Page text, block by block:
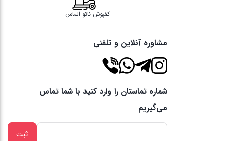
کفپوش نانو الماس
مشاوره آنلاین و تلفنی
شماره تماستان را وارد کنید با شما تماس
می‌گیریم